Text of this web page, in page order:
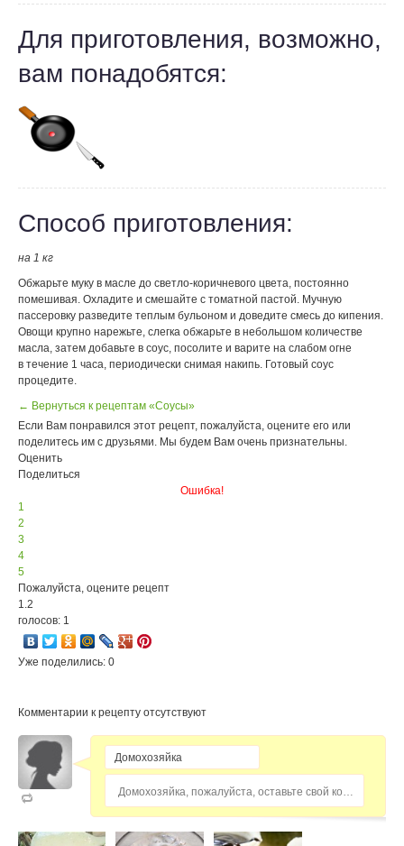
Для приготовления, возможно,
вам понадобятся:
Способ приготовления:
на 1 кг
Обжарьте муку в масле до светло-коричневого цвета, постоянно
помешивая. Охладите и смешайте с томатной пастой. Мучную
пассеровку разведите теплым бульоном и доведите смесь до кипения.
Овощи крупно нарежьте, слегка обжарьте в небольшом количестве
масла, затем добавьте в соус, посолите и варите на слабом огне
в течение 1 часа, периодически снимая накипь. Готовый соус
процедите.
← Вернуться к рецептам «Соусы»
Если Вам понравился этот рецепт, пожалуйста, оцените его или
поделитесь им с друзьями. Мы будем Вам очень признательны.
Оценить
Поделиться
Ошибка!
1
2
3
4
5
Пожалуйста, оцените рецепт
1.2
голосов: 1
Уже поделились: 0
Комментарии к рецепту отсутствуют
Домохозяйка, пожалуйста, оставьте свой комментарий...